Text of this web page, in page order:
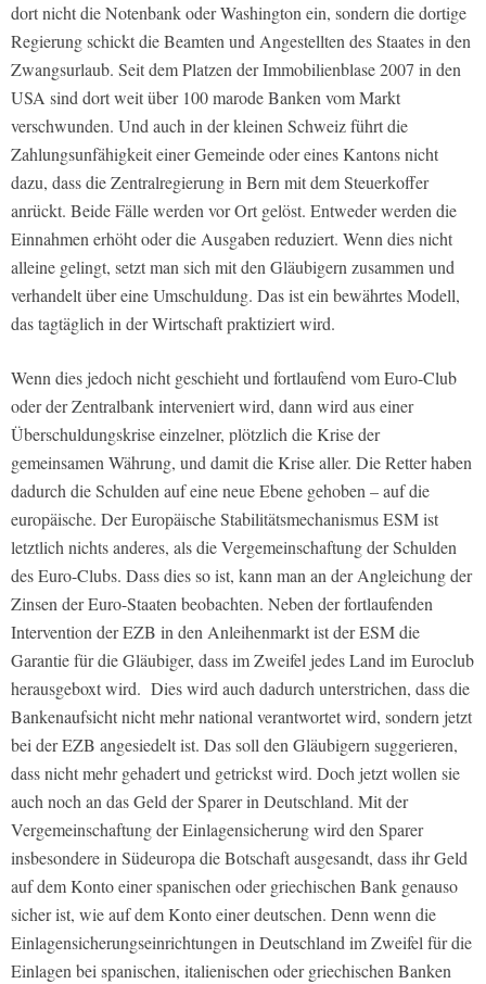
dort nicht die Notenbank oder Washington ein, sondern die dortige
Regierung schickt die Beamten und Angestellten des Staates in den
Zwangsurlaub. Seit dem Platzen der Immobilienblase 2007 in den
USA sind dort weit über 100 marode Banken vom Markt
verschwunden. Und auch in der kleinen Schweiz führt die
Zahlungsunfähigkeit einer Gemeinde oder eines Kantons nicht
dazu, dass die Zentralregierung in Bern mit dem Steuerkoffer
anrückt. Beide Fälle werden vor Ort gelöst. Entweder werden die
Einnahmen erhöht oder die Ausgaben reduziert. Wenn dies nicht
alleine gelingt, setzt man sich mit den Gläubigern zusammen und
verhandelt über eine Umschuldung. Das ist ein bewährtes Modell,
das tagtäglich in der Wirtschaft praktiziert wird.
Wenn dies jedoch nicht geschieht und fortlaufend vom Euro-Club
oder der Zentralbank interveniert wird, dann wird aus einer
Überschuldungskrise einzelner, plötzlich die Krise der
gemeinsamen Währung, und damit die Krise aller. Die Retter haben
dadurch die Schulden auf eine neue Ebene gehoben – auf die
europäische. Der Europäische Stabilitätsmechanismus ESM ist
letztlich nichts anderes, als die Vergemeinschaftung der Schulden
des Euro-Clubs. Dass dies so ist, kann man an der Angleichung der
Zinsen der Euro-Staaten beobachten. Neben der fortlaufenden
Intervention der EZB in den Anleihenmarkt ist der ESM die
Garantie für die Gläubiger, dass im Zweifel jedes Land im Euroclub
herausgeboxt wird. Dies wird auch dadurch unterstrichen, dass die
Bankenaufsicht nicht mehr national verantwortet wird, sondern jetzt
bei der EZB angesiedelt ist. Das soll den Gläubigern suggerieren,
dass nicht mehr gehadert und getrickst wird. Doch jetzt wollen sie
auch noch an das Geld der Sparer in Deutschland. Mit der
Vergemeinschaftung der Einlagensicherung wird den Sparer
insbesondere in Südeuropa die Botschaft ausgesandt, dass ihr Geld
auf dem Konto einer spanischen oder griechischen Bank genauso
sicher ist, wie auf dem Konto einer deutschen. Denn wenn die
Einlagensicherungseinrichtungen in Deutschland im Zweifel für die
Einlagen bei spanischen, italienischen oder griechischen Banken